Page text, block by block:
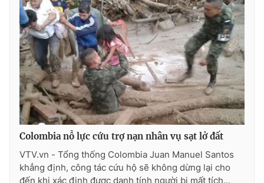
VTV Money VTV Thể thao
VTV Sức khoẻ Bất động sản
Thị trường 24h Tấm lòng Việt
VTV4 Vươn mình bằng AI
VTV9 VTV8
Liên hệ tòa soạn English
Colombia nỗ lực cứu trợ nạn nhân vụ sạt lở đất
VTV.vn - Tổng thống Colombia Juan Manuel Santos
khẳng định, công tác cứu hộ sẽ không dừng lại cho
đến khi xác định được danh tính người bị mất tích...